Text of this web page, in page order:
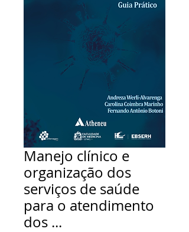
Manejo clínico e
organização dos
serviços de saúde
para o atendimento
dos ...